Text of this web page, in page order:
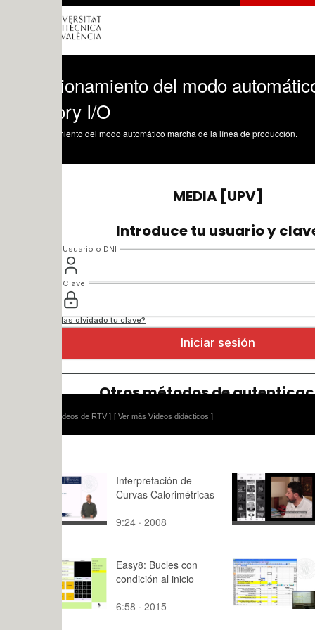
del modo automático
del modo automático marcha de la línea de producción.
[ Ver más Vídeos didácticos ]
Interpretación de
Curvas Calorimétricas
9:24 · 2008
4:13 · 2021
Easy8: Bucles con
condición al inicio
6:58 · 2015
Planes y
Pensiones
127:48 ·